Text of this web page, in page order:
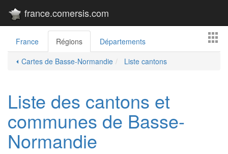
france.comersis.com
France Régions
Départements
⏴ Cartes de Basse-Normandie
Liste cantons
Liste des cantons et
communes de Basse-
Normandie